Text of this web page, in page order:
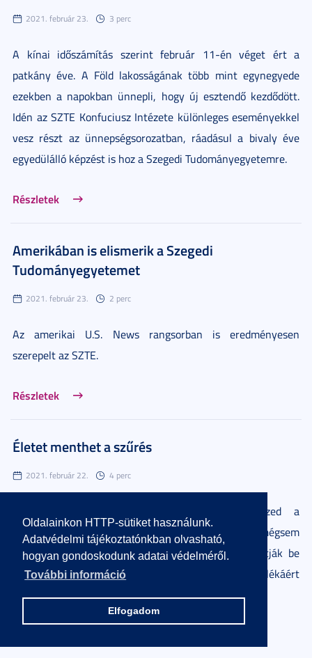
Oldalainkon HTTP-sütiket használunk.
Adatvédelmi tájékoztatónkban olvasható,
hogyan gondoskodunk adatai védelméről.
További információ
Elfogadom
2021. február 23. 3 perc
A kínai időszámítás szerint február 11-én véget ért a
patkány éve. A Föld lakosságának több mint egynegyede
ezekben a napokban ünnepli, hogy új esztendő kezdődött.
Idén az SZTE Konfuciusz Intézete különleges eseményekkel
vesz részt az ünnepségsorozatban, ráadásul a bivaly éve
egyedülálló képzést is hoz a Szegedi Tudományegyetemre.
Részletek
Amerikában is elismerik a Szegedi
Tudományegyetemet
2021. február 23. 2 perc
Az amerikai U.S. News rangsorban is eredményesen
szerepelt az SZTE.
Részletek
Életet menthet a szűrés
2021. február 22. 4 perc
Magyarországon háromszor annyi áldozatot szed a
méhnyakrák, mint Európa más országaiban, a nők mégsem
járnak rendszeresen szűrővizsgálatra, és nem oltatják be
magukat a megbetegedések csaknem 100 százalékáért
felelős HPV ellen.